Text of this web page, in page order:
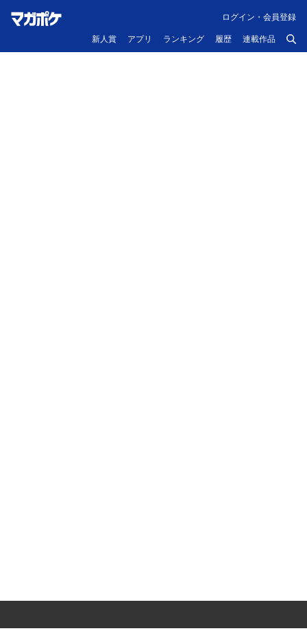
新人賞 アプリ ランキング 履歴 連載作品
ログイン・会員登録